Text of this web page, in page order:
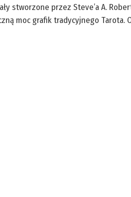
stworzone przez Steve’a A.
moc grafik tradycyjnego